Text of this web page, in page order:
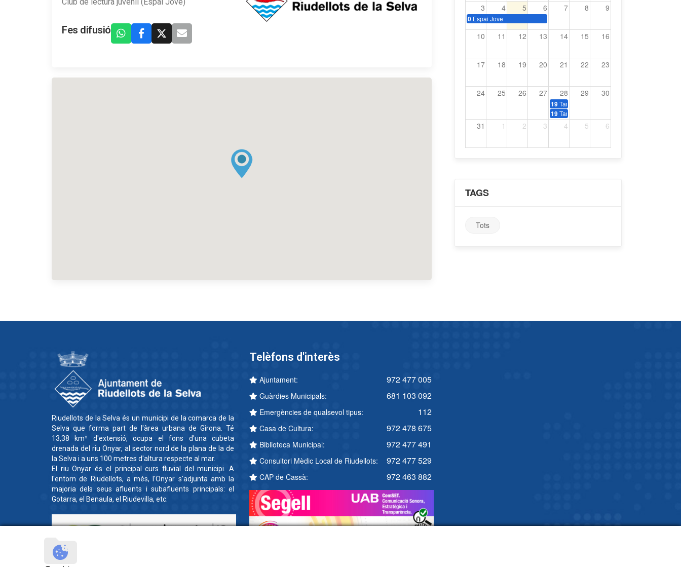
Fes difusió
3 4 5 6 7 8 9
0 Espai Jove
10 11 12 13 14 15 16
17 18 19 20 21 22 23
24 25 26 27 28 29 30
19 Tardeo amb música dels 70, 80 i 90
19 Tardeo amb música dels 70, 80 i 90
31 1 2 3 4 5 6
TAGS
Tots
Riudellots de la Selva és un municipi de la comarca de la
Selva que forma part de l'àrea urbana de Girona. Té
13,38 km² d'extensió, ocupa el fons d'una cubeta
drenada del riu Onyar, al sector nord de la plana de la de
la Selva i a uns 100 metres d'altura respecte al mar.
El riu Onyar és el principal curs fluvial del municipi. A
l'entorn de Riudellots, a més, l'Onyar s'adjunta amb la
majoria dels seus afluents i subafluents principals: el
Gotarra, el Benaula, el Riudevilla, etc.
Telèfons d'interès
Ajuntament: 972 477 005
Guàrdies Municipals: 681 103 092
Emergències de qualsevol tipus: 112
Casa de Cultura: 972 478 675
Biblioteca Municipal: 972 477 491
Consultori Mèdic Local de Riudellots: 972 477 529
CAP de Cassà: 972 463 882